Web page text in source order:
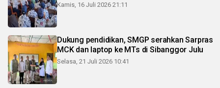
Kamis, 16 Juli 2026 21:11
Dukung pendidikan, SMGP serahkan Sarpras
MCK dan laptop ke MTs di Sibanggor Julu
Selasa, 21 Juli 2026 10:41